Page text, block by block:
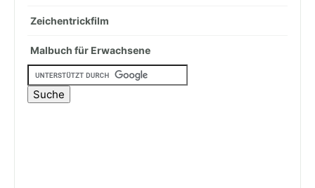
Zeichentrickfilm
Malbuch für Erwachsene